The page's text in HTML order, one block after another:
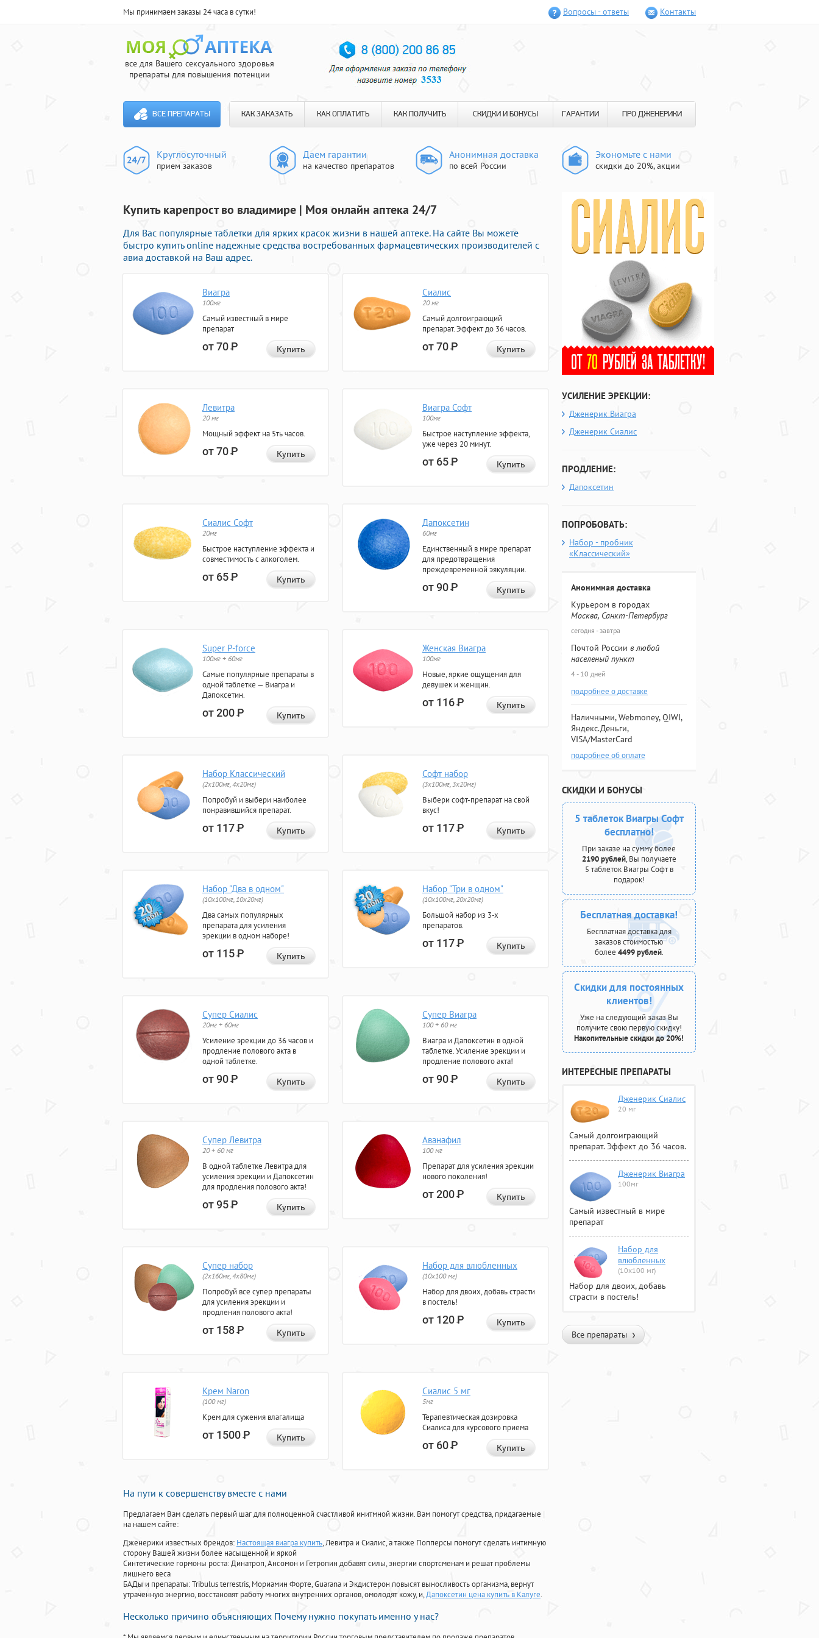
Мы принимаем заказы 24 часа в сутки! Вопросы - ответы Контакты
все для Вашего сексуального здоровья
препараты для повышения потенции
ВСЕ ПРЕПАРАТЫ КАК ЗАКАЗАТЬ КАК ОПЛАТИТЬ КАК ПОЛУЧИТЬ СКИДКИ И БОНУСЫ ГАРАНТИИ ПРО ДЖЕНЕРИКИ
Круглосуточный
прием заказов
Даем гарантии
на качество препаратов
Анонимная доставка
по всей России
Экономьте с нами
скидки до 20%, акции
Купить карепрост во владимире | Моя онлайн аптека 24/7
Для Вас популярные таблетки для ярких красок жизни в нашей аптеке. На сайте Вы можете
быстро купить online надежные средства востребованных фармацевтических производителей с
авиа доставкой на Ваш адрес.
Виагра
100мг
Самый известный в мире
препарат
от 70Р Купить
Сиалис
20 мг
Самый долгоиграющий
препарат. Эффект до 36 часов.
от 70Р Купить
Левитра
20 мг
Мощный эффект на 5ть часов.
от 70Р Купить
Виагра Софт
100мг
Быстрое наступление эффекта,
уже через 20 минут.
от 65Р Купить
Сиалис Софт
20мг
Быстрое наступление эффекта и
совместимость с алкоголем.
от 65Р Купить
Дапоксетин
60мг
Единственный в мире препарат
для предотвращения
преждевременной эякуляции.
от 90Р Купить
Super P-force
100мг + 60мг
Самые популярные препараты в
одной таблетке — Виагра и
Дапоксетин.
от 200Р Купить
Женская Виагра
100мг
Новые, яркие ощущения для
девушек и женщин.
от 116Р Купить
Набор Классический
(2x100мг, 4x20мг)
Попробуй и выбери наиболее
понравившийся препарат.
от 117Р Купить
Софт набор
(3x100мг, 3x20мг)
Выбери софт-препарат на свой
вкус!
от 117Р Купить
Набор "Два в одном"
(10x100мг, 10x20мг)
Два самых популярных
препарата для усиления
эрекции в одном наборе!
от 115Р Купить
Набор "Три в одном"
(10x100мг, 20x20мг)
Большой набор из 3-х
препаратов.
от 117Р Купить
Супер Сиалис
20мг + 60мг
Усиление эрекции до 36 часов и
продление полового акта в
одной таблетке.
от 90Р Купить
Супер Виагра
100 + 60 мг
Виагра и Дапоксетин в одной
таблетке. Усиление эрекции и
продление полового акта!
от 90Р Купить
Супер Левитра
20 + 60 мг
В одной таблетке Левитра для
усиления эрекции и Дапоксетин
для продления полового акта!
от 95Р Купить
Аванафил
100 мг
Препарат для усиления эрекции
нового поколения!
от 200Р Купить
Супер набор
(2х160мг, 4х80мг)
Попробуй все супер препараты
для усиления эрекции и
продления полового акта!
от 158Р Купить
Набор для влюбленных
(10х100 мг)
Набор для двоих, добавь страсти
в постель!
от 120Р Купить
Крем Naron
(100 мг)
Крем для сужения влагалища
от 1500Р Купить
Сиалис 5 мг
5мг
Терапевтическая дозировка
Сиалиса для курсового приема
от 60Р Купить
На пути к совершенству вместе с нами
Предлагаем Вам сделать первый шаг для полноценной счастливой инитмной жизни. Вам помогут средства, придагаемые
на нашем сайте:
Дженерики известных брендов: Настоящая виагра купить, Левитра и Сиалис, а также Попперсы помогут сделать интимную
сторону Вашей жизни более насыщенной и яркой
Синтетические гормоны роста: Динатроп, Ансомон и Гетропин добавят силы, энергии спортсменам и решат проблемы
лишнего веса
БАДы и препараты:Tribulus terrestris, Мориамин Форте, Guarana и Экдистерон повысят выносливость организма, вернут
утраченную энергию, восстановят работу многих внутренних органов, омолодят кожу, и,Дапоксетин цена купить в Калуге.
Несколько причино объясняющих Почему нужно покупать именно у нас?
УСИЛЕНИЕ ЭРЕКЦИИ:
Дженерик Виагра
Дженерик Сиалис
ПРОДЛЕНИЕ:
Дапоксетин
ПОПРОБОВАТЬ:
Набор - пробник
«Классический»
Анонимная доставка
Курьером в городах
Москва, Санкт-Петербург
сегодня - завтра
Почтой России в любой
населеный пункт
4 - 10 дней
подробнее о доставке
Наличными, Webmoney, QIWI,
Яндекс.Деньги,
VISA/MasterCard
подробнее об оплате
СКИДКИ И БОНУСЫ
5 таблеток Виагры Софт
бесплатно!
При заказе на сумму более
2190 рублей, Вы получаете
5 таблеток Виагры Софт в
подарок!
Бесплатная доставка!
Бесплатная доставка для
заказов стоимостью
более 4499 рублей.
Скидки для постоянных
клиентов!
Уже на следующий заказ Вы
получите свою первую скидку!
Накопительные скидки до 20%!
ИНТЕРЕСНЫЕ ПРЕПАРАТЫ
Дженерик Сиалис
20 мг
Самый долгоиграющий
препарат. Эффект до 36 часов.
Дженерик Виагра
100мг
Самый известный в мире
препарат
Набор для
влюбленных
(10х100 мг)
Набор для двоих, добавь
страсти в постель!
Все препараты